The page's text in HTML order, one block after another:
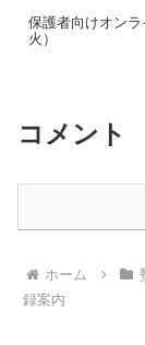
保護者向けオン
火）
コメント
ホーム
録案内